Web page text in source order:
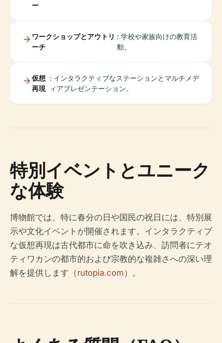
ー
ワークショップとアウトリ
ーチ
: 学校や家族向けの教育活
動。
仮想
再現
: インタラクティブなステーションとマルチメデ
ィアプレゼンテーション。
特別イベントとユニーク
な体験
博物館では、特に春分の日や国民の祝日には、特別展
示や文化イベントが開催されます。インタラクティブ
な仮想再現は古代都市に命を吹き込み、訪問者にテオ
ティワカンの都市的および宗教的な複雑さへの深い理
解を提供します（rutopia.com）。